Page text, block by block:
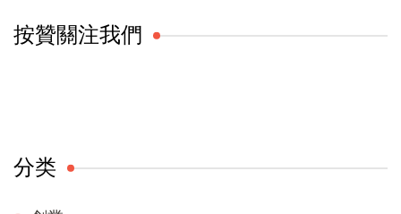
按贊關注我們
分类